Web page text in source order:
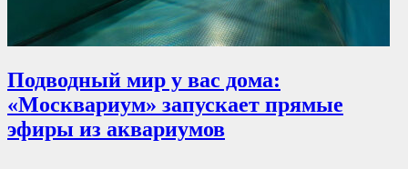
Подводный мир у вас дома:
«Москвариум» запускает прямые
эфиры из аквариумов